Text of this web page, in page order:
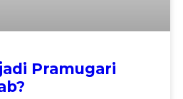
Pramugari